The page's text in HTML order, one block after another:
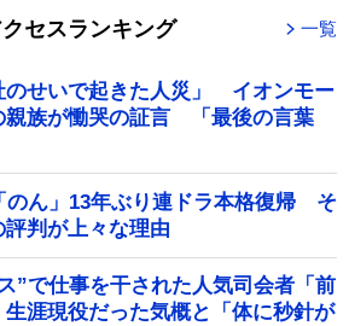
セスランキング 一覧
のせいで起きた人災」 イオンモー
親族が慟哭の証言 「最後の言葉
のん」13年ぶり連ドラ本格復帰 そ
判が上々な理由
”で仕事を干された人気司会者「前
涯現役だった気概と「体に秒針が